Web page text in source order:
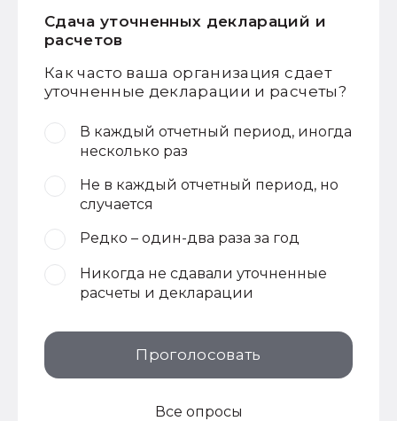
Сдача уточненных деклараций и
расчетов
Как часто ваша организация сдает
уточненные декларации и расчеты?
В каждый отчетный период, иногда
несколько раз
Не в каждый отчетный период, но
случается
Редко – один-два раза за год
Никогда не сдавали уточненные
расчеты и декларации
Проголосовать
Все опросы